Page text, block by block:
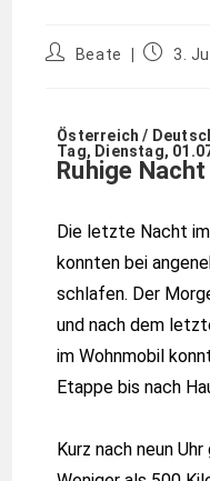
Beate 3.
Österreich /
Tag, Dienstag,
Ruhige Nacht
Die letzte Nacht
konnten bei
schlafen. Der
und nach dem
im Wohnmobil
Etappe bis nach
Kurz nach neun